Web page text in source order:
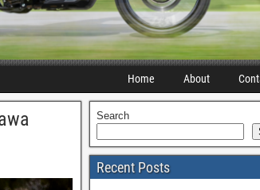
Home About
Search
Recent Posts